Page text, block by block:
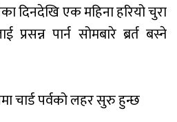
दिनदेखि एक महिना हरियो चुरा
पार्न सोमबारे ब्रर्त बस्ने
चार्ड पर्वको लहर सुरु हुन्छ